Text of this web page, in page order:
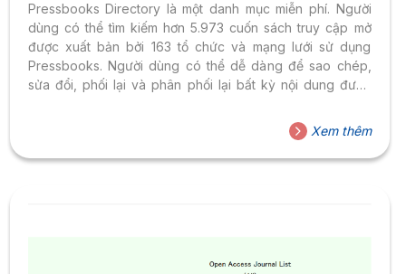
Pressbooks Directory là một danh mục miễn phí. Người
dùng có thể tìm kiếm hơn 5.973 cuốn sách truy cập mở
được xuất bản bởi 163 tổ chức và mạng lưới sử dụng
Pressbooks. Người dùng có thể dễ dàng để sao chép,
sửa đổi, phối lại và phân phối lại bất kỳ nội dung được
dụng nền tảng xuất bản của Pressbooks. Gần như tất cả
các cuốn sách đều có khả năng tiếp cận cao và nhiều
cuốn sách bao gồm các hoạt động học tập...
Xem thêm